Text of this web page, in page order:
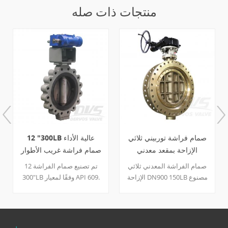
منتجات ذات صله
12 "300LB عالية الأداء
صمام فراشة غريب الأطوار
مزدوج API609
تم تصنيع صمام الفراشة 12
"300LB وفقًا لمعيار API 609.
العالي والمزدوج
صمام فراشة توربيني ثلاثي
الإزاحة بمقعد معدني
DN900 150LB C95500
صمام الفراشة المعدني ثلاثي
الإزاحة DN900 150LB مصنوع
C95500. يتميز بخصائص هيكلية